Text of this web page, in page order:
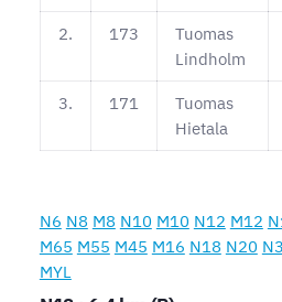
2. 173
Tuomas
Lindholm
3. 171
Tuomas
Hietala
N6 N8 M8 N10 M10 N12 M12
M65 M55 M45 M16 N18 N20
MYL